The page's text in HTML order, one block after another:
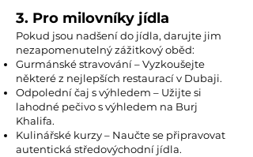
3. Pro milovníky jídla
Pokud jsou nadšení do jídla, darujte jim
nezapomenutelný zážitkový oběd:
Gurmánské stravování – Vyzkoušejte
některé z nejlepších restaurací v Dubaji.
Odpolední čaj s výhledem – Užijte si
lahodné pečivo s výhledem na Burj
Khalifa.
Kulinářské kurzy – Naučte se připravovat
autentická středovýchodní jídla.